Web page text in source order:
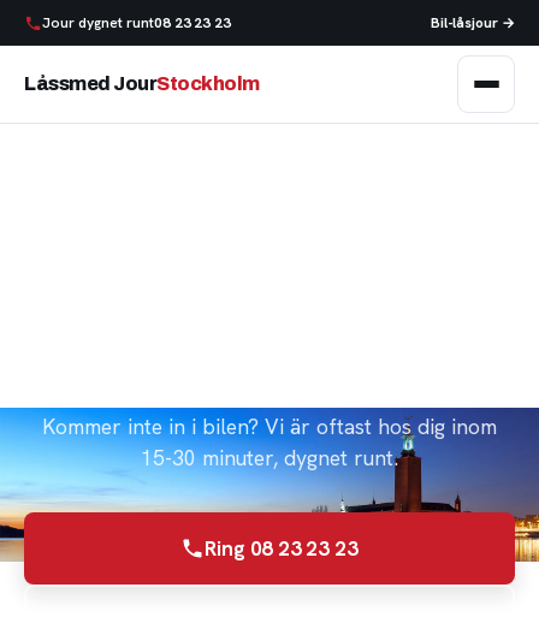
Jour dygnet runt08 23 23 23 Bil-låsjour →
Låssmed JourStockholm
Kommer inte in i bilen? Vi är oftast hos dig inom
15-30 minuter, dygnet runt.
Ring 08 23 23 23